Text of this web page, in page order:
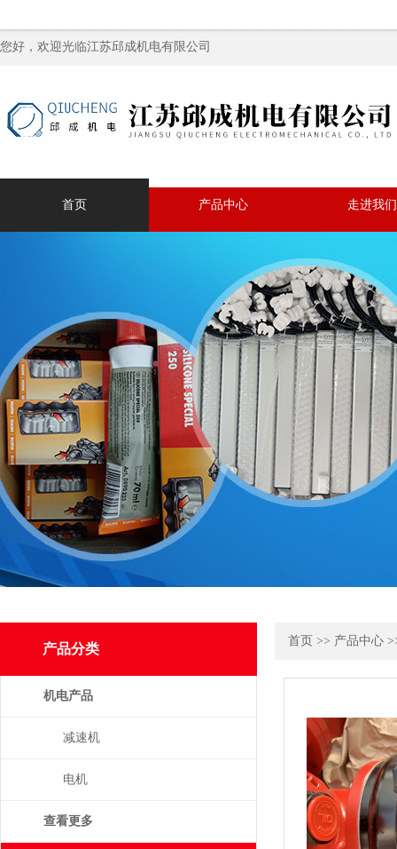
您好，欢迎光临江苏邱成机电有限公司
首页 产品中心 走进我们
产品分类
机电产品
减速机
电机
查看更多
首页 >> 产品中心